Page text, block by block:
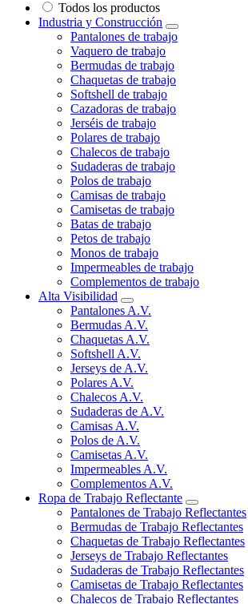
Todos los productos
Industria y Construcción
Pantalones de trabajo
Vaquero de trabajo
Bermudas de trabajo
Chaquetas de trabajo
Softshell de trabajo
Cazadoras de trabajo
Jerséis de trabajo
Polares de trabajo
Chalecos de trabajo
Sudaderas de trabajo
Polos de trabajo
Camisas de trabajo
Camisetas de trabajo
Batas de trabajo
Petos de trabajo
Monos de trabajo
Impermeables de trabajo
Complementos de trabajo
Alta Visibilidad
Pantalones A.V.
Bermudas A.V.
Chaquetas A.V.
Softshell A.V.
Jerseys de A.V.
Polares A.V.
Chalecos A.V.
Sudaderas de A.V.
Camisas A.V.
Polos de A.V.
Camisetas A.V.
Impermeables A.V.
Complementos A.V.
Ropa de Trabajo Reflectante
Pantalones de Trabajo Reflectantes
Bermudas de Trabajo Reflectantes
Chaquetas de Trabajo Reflectantes
Jerseys de Trabajo Reflectantes
Sudaderas de Trabajo Reflectantes
Camisetas de Trabajo Reflectantes
Chalecos de Trabajo Reflectantes